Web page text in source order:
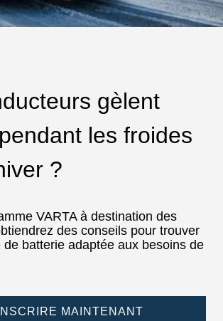
gèlent
les froides
?
VARTA à destination des
des conseils pour trouver
de batterie adaptée aux besoins de
MAINTENANT